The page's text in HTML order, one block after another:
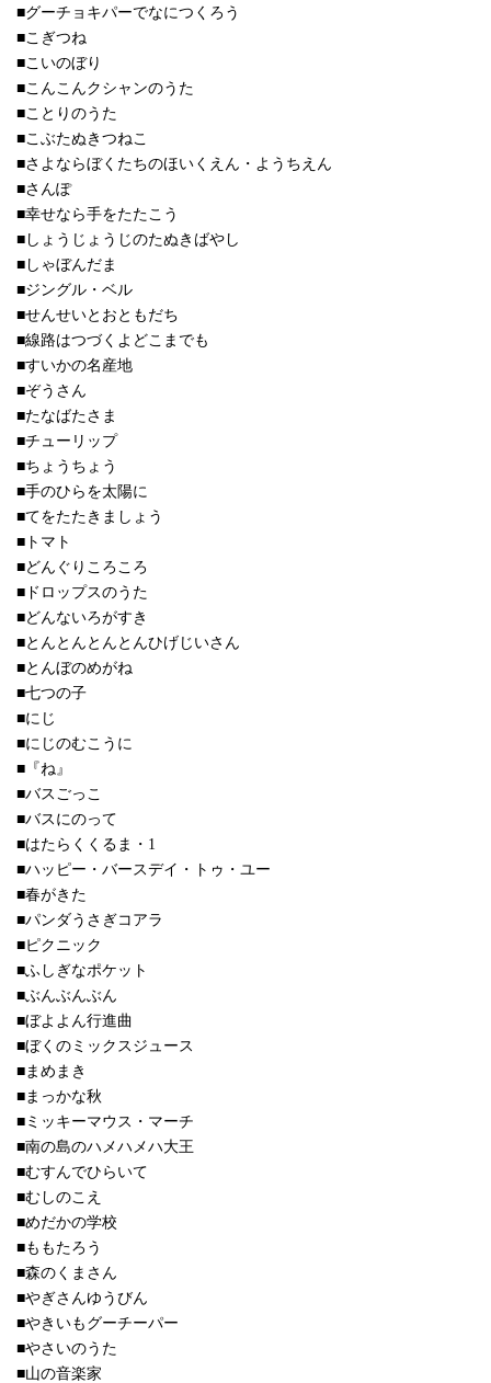
■グーチョキパーでなにつくろう
■こぎつね
■こいのぼり
■こんこんクシャンのうた
■ことりのうた
■こぶたぬきつねこ
■さよならぼくたちのほいくえん・ようちえん
■さんぽ
■幸せなら手をたたこう
■しょうじょうじのたぬきばやし
■しゃぼんだま
■ジングル・ベル
■せんせいとおともだち
■線路はつづくよどこまでも
■すいかの名産地
■ぞうさん
■たなばたさま
■チューリップ
■ちょうちょう
■手のひらを太陽に
■てをたたきましょう
■トマト
■どんぐりころころ
■ドロップスのうた
■どんないろがすき
■とんとんとんとんひげじいさん
■とんぼのめがね
■七つの子
■にじ
■にじのむこうに
■『ね』
■バスごっこ
■バスにのって
■はたらくくるま・1
■ハッピー・バースデイ・トゥ・ユー
■春がきた
■パンダうさぎコアラ
■ピクニック
■ふしぎなポケット
■ぶんぶんぶん
■ぼよよん行進曲
■ぼくのミックスジュース
■まめまき
■まっかな秋
■ミッキーマウス・マーチ
■南の島のハメハメハ大王
■むすんでひらいて
■むしのこえ
■めだかの学校
■ももたろう
■森のくまさん
■やぎさんゆうびん
■やきいもグーチーパー
■やさいのうた
■山の音楽家